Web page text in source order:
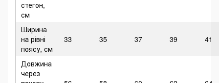
стегон,
см
Ширина
на рівні
поясу, см
33 35 37 39 41
Довжина
через